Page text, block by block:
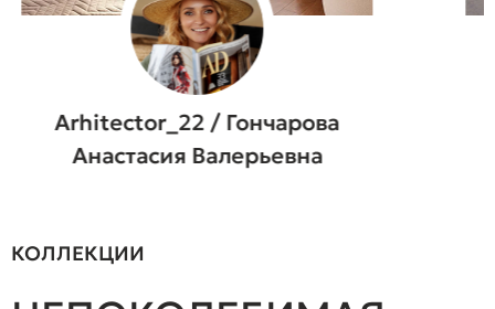
Arhitector_22 / Гончарова
Анастасия Валерьевна
КОЛЛЕКЦИИ